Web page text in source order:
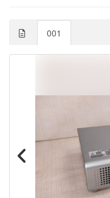
001